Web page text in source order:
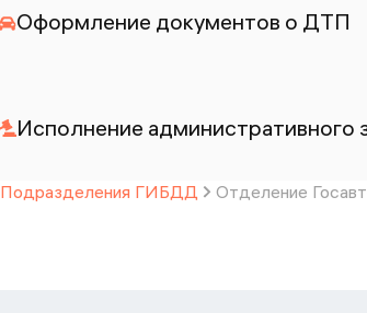
Оформление документов о ДТП
Исполнение административного
Подразделения ГИБДД Отделение